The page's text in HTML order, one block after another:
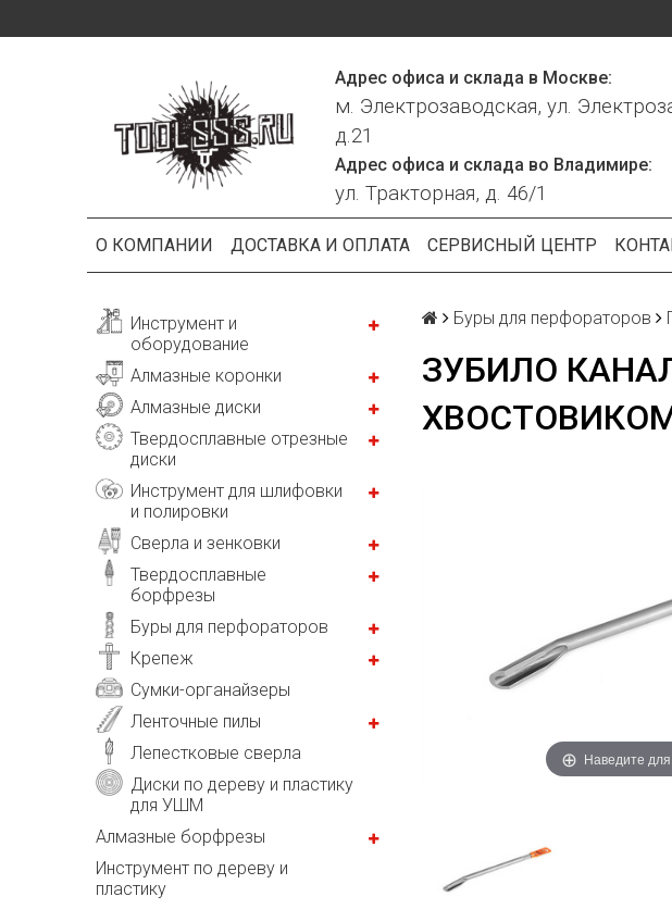
Адрес офиса и склада в Москве:
м. Электрозаводская, ул.
д.21
Адрес офиса и склада во Владимире:
ул. Тракторная, д. 46/1
О КОМПАНИИ ДОСТАВКА И ОПЛАТА СЕРВИСНЫЙ ЦЕНТР
Инструмент и
оборудование
Алмазные коронки
Алмазные диски
Твердосплавные отрезные
диски
Инструмент для шлифовки
и полировки
Сверла и зенковки
Твердосплавные
борфрезы
Буры для перфораторов
Крепеж
Сумки-органайзеры
Ленточные пилы
Лепестковые сверла
Диски по дереву и пластику
для УШМ
Алмазные борфрезы
Инструмент по дереву и
пластику
Буры для перфораторов
ЗУБИЛО
ХВОСТОВИКОМ
Наведите